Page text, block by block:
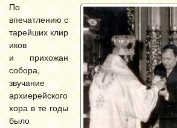
По
впечатлению с
тарейших клир
иков
и прихожан
собора,
звучание
архиерейского
хора в те годы
было